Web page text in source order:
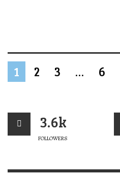
1 2 3 … 6
3.6k
FOLLOWERS